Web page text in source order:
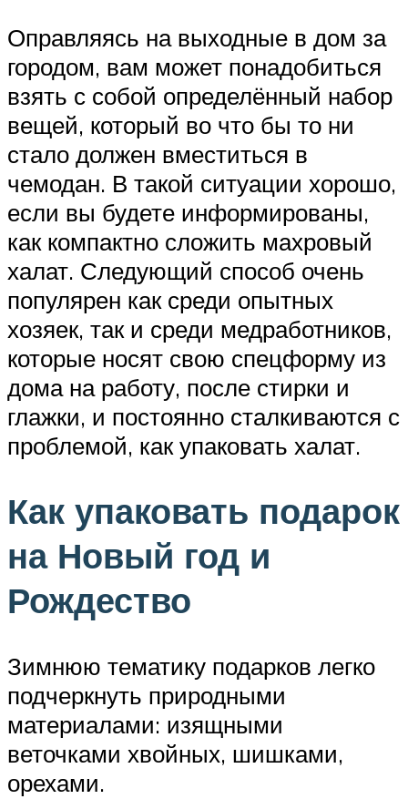
Оправляясь на выходные в дом за
городом, вам может понадобиться
взять с собой определённый набор
вещей, который во что бы то ни
стало должен вместиться в
чемодан. В такой ситуации хорошо,
если вы будете информированы,
как компактно сложить махровый
халат. Следующий способ очень
популярен как среди опытных
хозяек, так и среди медработников,
которые носят свою спецформу из
дома на работу, после стирки и
глажки, и постоянно сталкиваются с
проблемой, как упаковать халат.
Как упаковать подарок
на Новый год и
Рождество
Зимнюю тематику подарков легко
подчеркнуть природными
материалами: изящными
веточками хвойных, шишками,
орехами.